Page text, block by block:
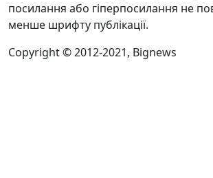
посилання або гіперпосилання не
менше шрифту публікації.
Copyright © 2012-2021, Bignews